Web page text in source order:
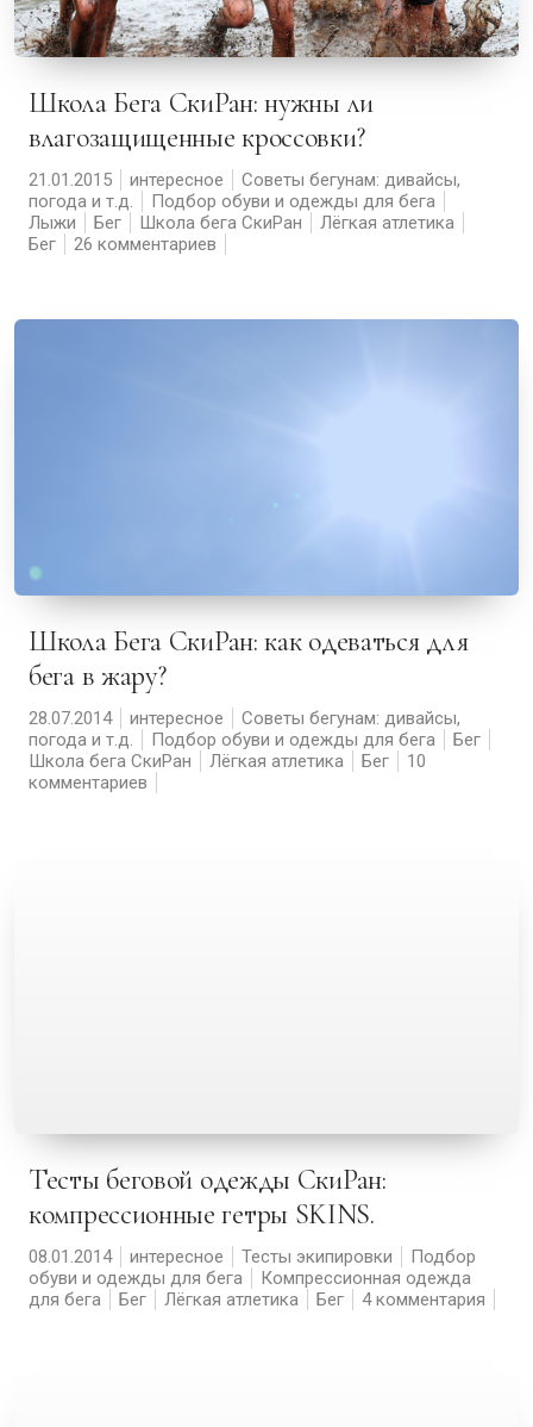
Школа Бега СкиРан: нужны ли
влагозащищенные кроссовки?
21.01.2015 интересное
Советы бегунам: дивайсы,
погода и т.д.
Подбор обуви и одежды для бега
Лыжи
Бег Школа бега СкиРан
Лёгкая атлетика
Бег
26 комментариев
Школа Бега СкиРан: как одеваться для
бега в жару?
28.07.2014 интересное
Советы бегунам: дивайсы,
погода и т.д.
Подбор обуви и одежды для бега
Бег
Школа бега СкиРан
Лёгкая атлетика Бег
10
комментариев
Тесты беговой одежды СкиРан:
компрессионные гетры SKINS.
08.01.2014 интересное Тесты экипировки
Подбор
обуви и одежды для бега
Компрессионная одежда
для бега
Бег Лёгкая атлетика Бег 4 комментария